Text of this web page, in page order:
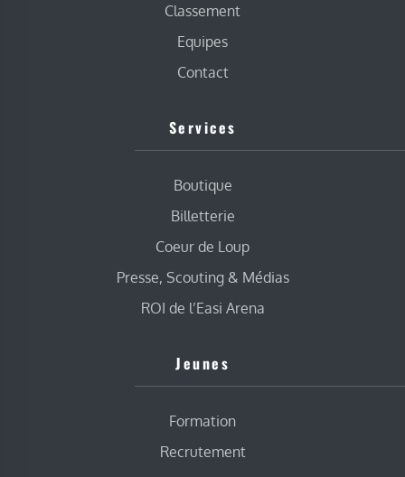
Classement
Equipes
Contact
Services
Boutique
Billetterie
Coeur de Loup
Presse, Scouting & Médias
ROI de l’Easi Arena
Jeunes
Formation
Recrutement